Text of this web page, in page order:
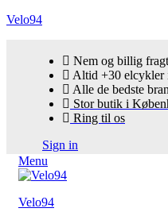
Velo94
Nem og billig fragt
Altid +30 elcykler
Alle de bedste
Stor butik i
Ring til os
Sign in
Menu
Velo94